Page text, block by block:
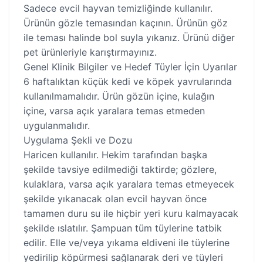
Sadece evcil hayvan temizliğinde kullanılır.
Ürünün gözle temasından kaçının. Ürünün göz
ile teması halinde bol suyla yıkanız. Ürünü diğer
pet ürünleriyle karıştırmayınız.
Genel Klinik Bilgiler ve Hedef Tüyler İçin Uyarılar
6 haftalıktan küçük kedi ve köpek yavrularında
kullanılmamalıdır. Ürün gözün içine, kulağın
içine, varsa açık yaralara temas etmeden
uygulanmalıdır.
Uygulama Şekli ve Dozu
Haricen kullanılır. Hekim tarafından başka
şekilde tavsiye edilmediği taktirde; gözlere,
kulaklara, varsa açık yaralara temas etmeyecek
şekilde yıkanacak olan evcil hayvan önce
tamamen duru su ile hiçbir yeri kuru kalmayacak
şekilde ıslatılır. Şampuan tüm tüylerine tatbik
edilir. Elle ve/veya yıkama eldiveni ile tüylerine
yedirilip köpürmesi sağlanarak deri ve tüyleri